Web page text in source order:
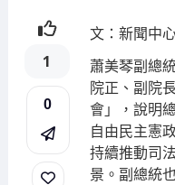
1
0
文：新聞中
蕭美琴副總
院正、副院
會」，說明
自由民主憲
持續推動司
景。副總統